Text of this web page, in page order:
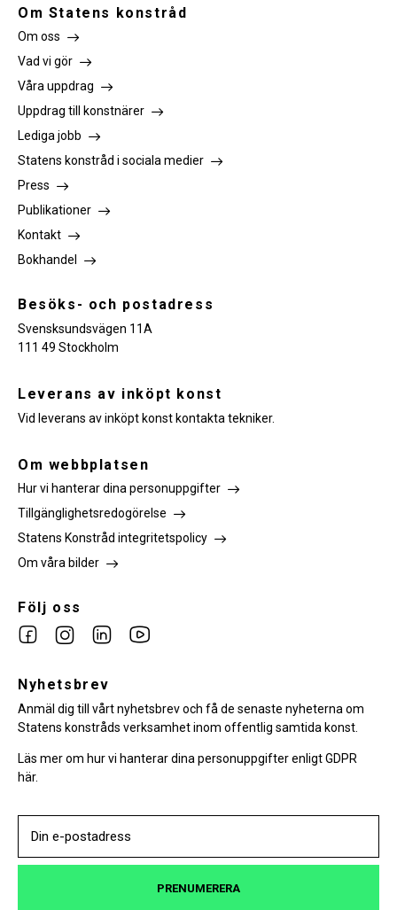
Om Statens konstråd
Om oss
Vad vi gör
Våra uppdrag
Uppdrag till konstnärer
Lediga jobb
Statens konstråd i sociala medier
Press
Publikationer
Kontakt
Bokhandel
Besöks- och postadress
Svensksundsvägen 11A
111 49 Stockholm
Leverans av inköpt konst
Vid leverans av inköpt konst kontakta tekniker.
Om webbplatsen
Hur vi hanterar dina personuppgifter
Tillgänglighetsredogörelse
Statens Konstråd integritetspolicy
Om våra bilder
Följ oss
facebookinstagramLinkedin
Nyhetsbrev
Anmäl dig till vårt nyhetsbrev och få de senaste nyheterna om
Statens konstråds verksamhet inom offentlig samtida konst.
Läs mer om hur vi hanterar dina personuppgifter enligt GDPR
här.
PRENUMERERA